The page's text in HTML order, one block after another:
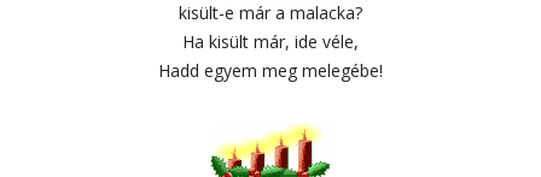
kisült-e már a malacka?
Ha kisült már, ide véle,
Hadd egyem meg melegébe!